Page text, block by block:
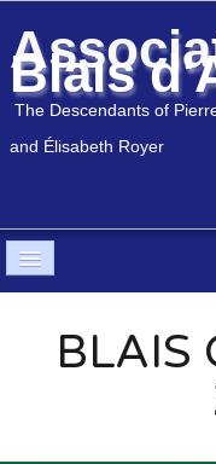
Blais
The Descendants of
and Élisabeth Royer
Association▼
BLAIS